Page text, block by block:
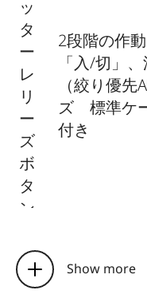
ッ
タ
ー
レ
リ
ー
ズ
ボ
タ
ン
2段階の作
「入/切」
（絞り優
ズ 標準ケ
付き
セ
ル
フ
2秒または
Show more